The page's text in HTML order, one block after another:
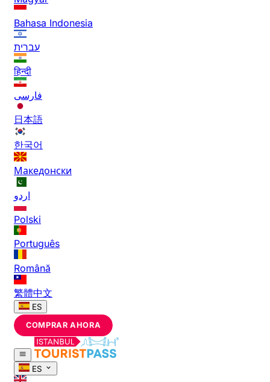
Bahasa Indonesia
עברית
हिन्दी
فارسی
日本語
한국어
Македонски
اردو
Polski
Português
Română
繁體中文
ES
COMPRAR AHORA
ES